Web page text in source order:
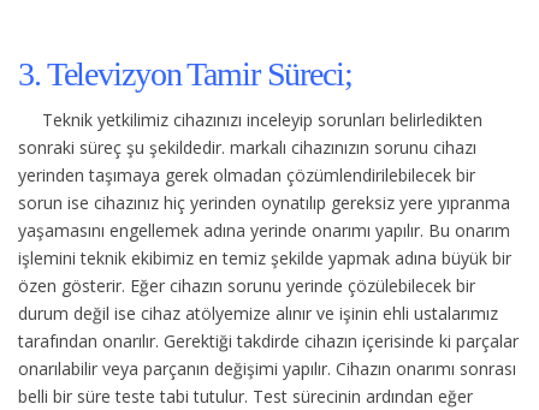
3. Televizyon Tamir Süreci;
Teknik yetkilimiz cihazınızı inceleyip sorunları belirledikten
sonraki süreç şu şekildedir. markalı cihazınızın sorunu cihazı
yerinden taşımaya gerek olmadan çözümlendirilebilecek bir
sorun ise cihazınız hiç yerinden oynatılıp gereksiz yere yıpranma
yaşamasını engellemek adına yerinde onarımı yapılır. Bu onarım
işlemini teknik ekibimiz en temiz şekilde yapmak adına büyük bir
özen gösterir. Eğer cihazın sorunu yerinde çözülebilecek bir
durum değil ise cihaz atölyemize alınır ve işinin ehli ustalarımız
tarafından onarılır. Gerektiği takdirde cihazın içerisinde ki parçalar
onarılabilir veya parçanın değişimi yapılır. Cihazın onarımı sonrası
belli bir süre teste tabi tutulur. Test sürecinin ardından eğer